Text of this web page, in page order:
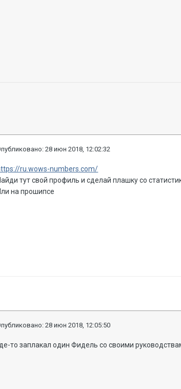
28 июн 2018, 12:02:32
ru.wows-numbers.com/
тут свой профиль и сделай плашку со
на прошипсе
28 июн 2018, 12:05:50
то заплакал один Фидель со своими